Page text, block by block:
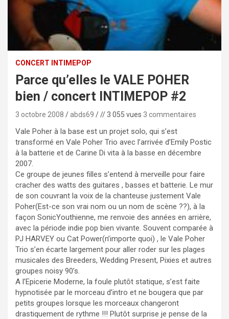
CONCERT INTIMEPOP
Parce qu’elles le VALE POHER
bien / concert INTIMEPOP #2
3 octobre 2008 abds69 // 3 055 vues 3 commentaires
Vale Poher à la base est un projet solo, qui s’est
transformé en Vale Poher Trio avec l’arrivée d’Emily Postic
à la batterie et de Carine Di vita à la basse en décembre
2007.
Ce groupe de jeunes filles s’entend à merveille pour faire
cracher des watts des guitares , basses et batterie. Le mur
de son couvrant la voix de la chanteuse justement Vale
Poher(Est-ce son vrai nom ou un nom de scène ??), à la
façon SonicYouthienne, me renvoie des années en arrière,
avec la période indie pop bien vivante. Souvent comparée à
PJ HARVEY ou Cat Power(n’importe quoi) , le Vale Poher
Trio s’en écarte largement pour aller roder sur les plages
musicales des Breeders, Wedding Present, Pixies et autres
groupes noisy 90’s.
A l’Epicerie Moderne, la foule plutôt statique, s’est faite
hypnotisée par le morceau d’intro et ne bougera que par
petits groupes lorsque les morceaux changeront
drastiquement de rythme !!! Plutôt surprise je pense de la